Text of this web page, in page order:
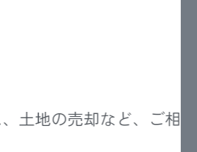
地の売却など、ご相談